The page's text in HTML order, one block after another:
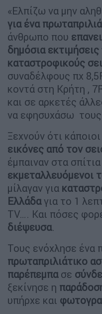
«Ελπίζω να μην
για ένα
άνθρωπο που
δημόσια εκτιμήσεις
καταστροφικούς
συναδέλφους πχ
κοντά στη Κρήτη ,
και σε αρκετές
να εφησυχάσω τους
Ξεχνούν ότι
εικόνες από τον
έμπαιναν στα
εκμεταλλευόμενοι
μίλαγαν για
Ελλάδαγια το 1
TV…. Και πόσες
διέψευσα.
Τους ενόχλησε ένα
πρωταπριλιάτικο
παρέπεμπασε
ξεκίνησε η
υπήρχε και